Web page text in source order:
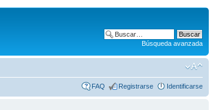
Búsqueda avanzada
FAQ Registrarse Identificarse